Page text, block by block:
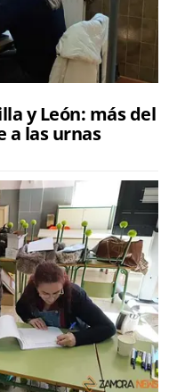
y León: más del
a las urnas